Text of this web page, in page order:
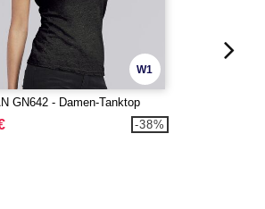
W1
GN642 - Damen-Tanktop
-38%